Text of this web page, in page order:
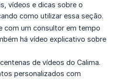
vídeos e dicas sobre o
como utilizar essa seção.
com um consultor em tempo
há vídeo explicativo sobre
de vídeos do Calima.
personalizados com